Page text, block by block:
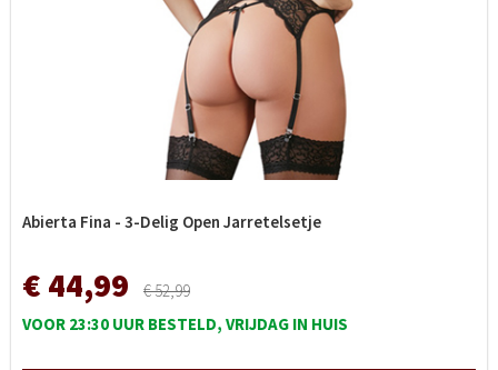
Abierta Fina - 3-Delig Open Jarretelsetje
€ 44,99
€ 52,99
VOOR 23:30 UUR BESTELD, VRIJDAG IN HUIS